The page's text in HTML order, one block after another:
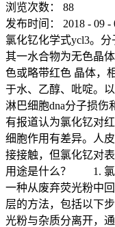
浏览次数：
88
发布时间：
2018 - 09 -
氯化钇化学式ycl3。分
其一水合物为无色晶
色或略带红色 晶体，
于水、乙醇、吡啶。
淋巴细胞dna分子损伤
有报道认为氯化钇对
细胞作用有差异。人
接接触，但氯化钇对
用途是什么？ 1. 氯
一种从废弃荧光粉中
层的方法，包括以下
光粉与杂质分离开，